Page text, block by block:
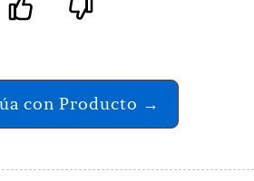
con Producto →